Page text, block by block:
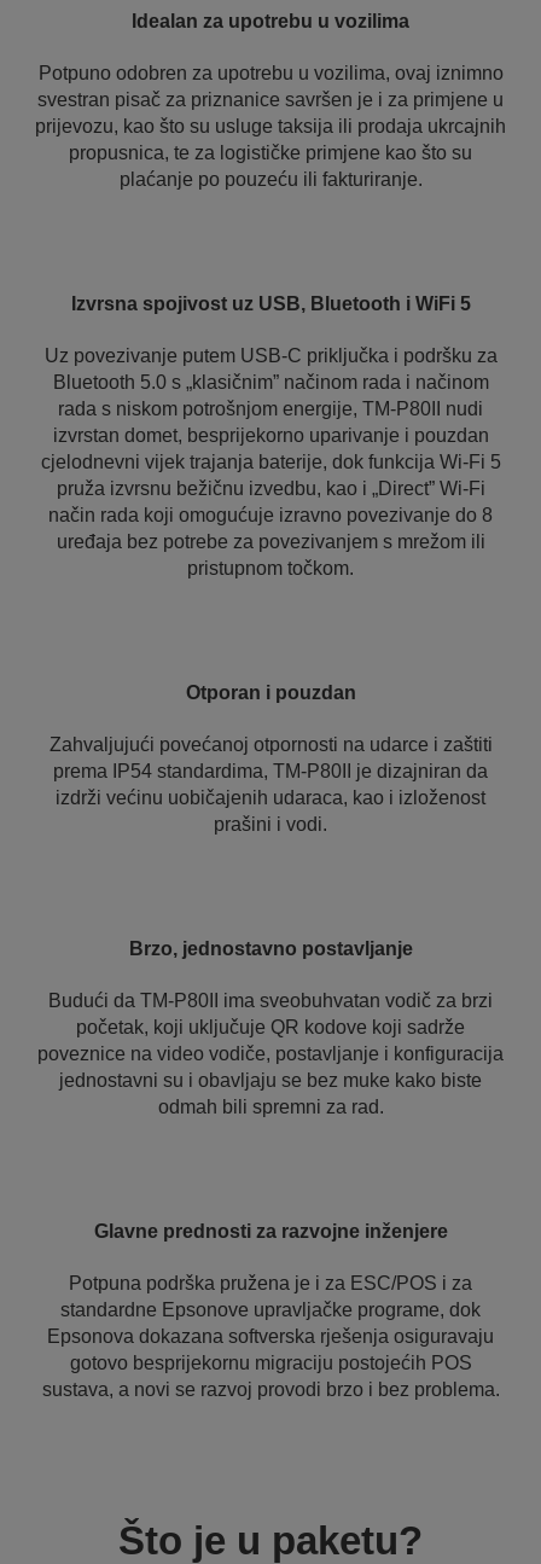
Idealan za upotrebu u vozilima
Potpuno odobren za upotrebu u vozilima, ovaj iznimno
svestran pisač za priznanice savršen je i za primjene u
prijevozu, kao što su usluge taksija ili prodaja ukrcajnih
propusnica, te za logističke primjene kao što su
plaćanje po pouzeću ili fakturiranje.
Izvrsna spojivost uz USB, Bluetooth i WiFi 5
Uz povezivanje putem USB-C priključka i podršku za
Bluetooth 5.0 s „klasičnim” načinom rada i načinom
rada s niskom potrošnjom energije, TM-P80II nudi
izvrstan domet, besprijekorno uparivanje i pouzdan
cjelodnevni vijek trajanja baterije, dok funkcija Wi-Fi 5
pruža izvrsnu bežičnu izvedbu, kao i „Direct” Wi-Fi
način rada koji omogućuje izravno povezivanje do 8
uređaja bez potrebe za povezivanjem s mrežom ili
pristupnom točkom.
Otporan i pouzdan
Zahvaljujući povećanoj otpornosti na udarce i zaštiti
prema IP54 standardima, TM-P80II je dizajniran da
izdrži većinu uobičajenih udaraca, kao i izloženost
prašini i vodi.
Brzo, jednostavno postavljanje
Budući da TM-P80II ima sveobuhvatan vodič za brzi
početak, koji uključuje QR kodove koji sadrže
poveznice na video vodiče, postavljanje i konfiguracija
jednostavni su i obavljaju se bez muke kako biste
odmah bili spremni za rad.
Glavne prednosti za razvojne inženjere
Potpuna podrška pružena je i za ESC/POS i za
standardne Epsonove upravljačke programe, dok
Epsonova dokazana softverska rješenja osiguravaju
gotovo besprijekornu migraciju postojećih POS
sustava, a novi se razvoj provodi brzo i bez problema.
Što je u paketu?